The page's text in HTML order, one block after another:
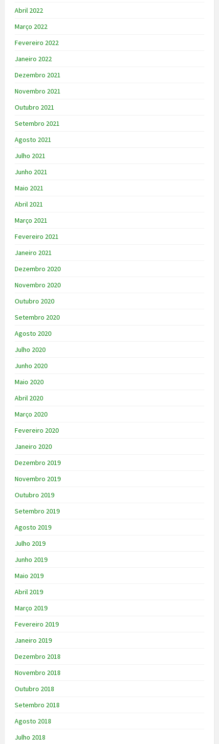
Abril 2022
Março 2022
Fevereiro 2022
Janeiro 2022
Dezembro 2021
Novembro 2021
Outubro 2021
Setembro 2021
Agosto 2021
Julho 2021
Junho 2021
Maio 2021
Abril 2021
Março 2021
Fevereiro 2021
Janeiro 2021
Dezembro 2020
Novembro 2020
Outubro 2020
Setembro 2020
Agosto 2020
Julho 2020
Junho 2020
Maio 2020
Abril 2020
Março 2020
Fevereiro 2020
Janeiro 2020
Dezembro 2019
Novembro 2019
Outubro 2019
Setembro 2019
Agosto 2019
Julho 2019
Junho 2019
Maio 2019
Abril 2019
Março 2019
Fevereiro 2019
Janeiro 2019
Dezembro 2018
Novembro 2018
Outubro 2018
Setembro 2018
Agosto 2018
Julho 2018